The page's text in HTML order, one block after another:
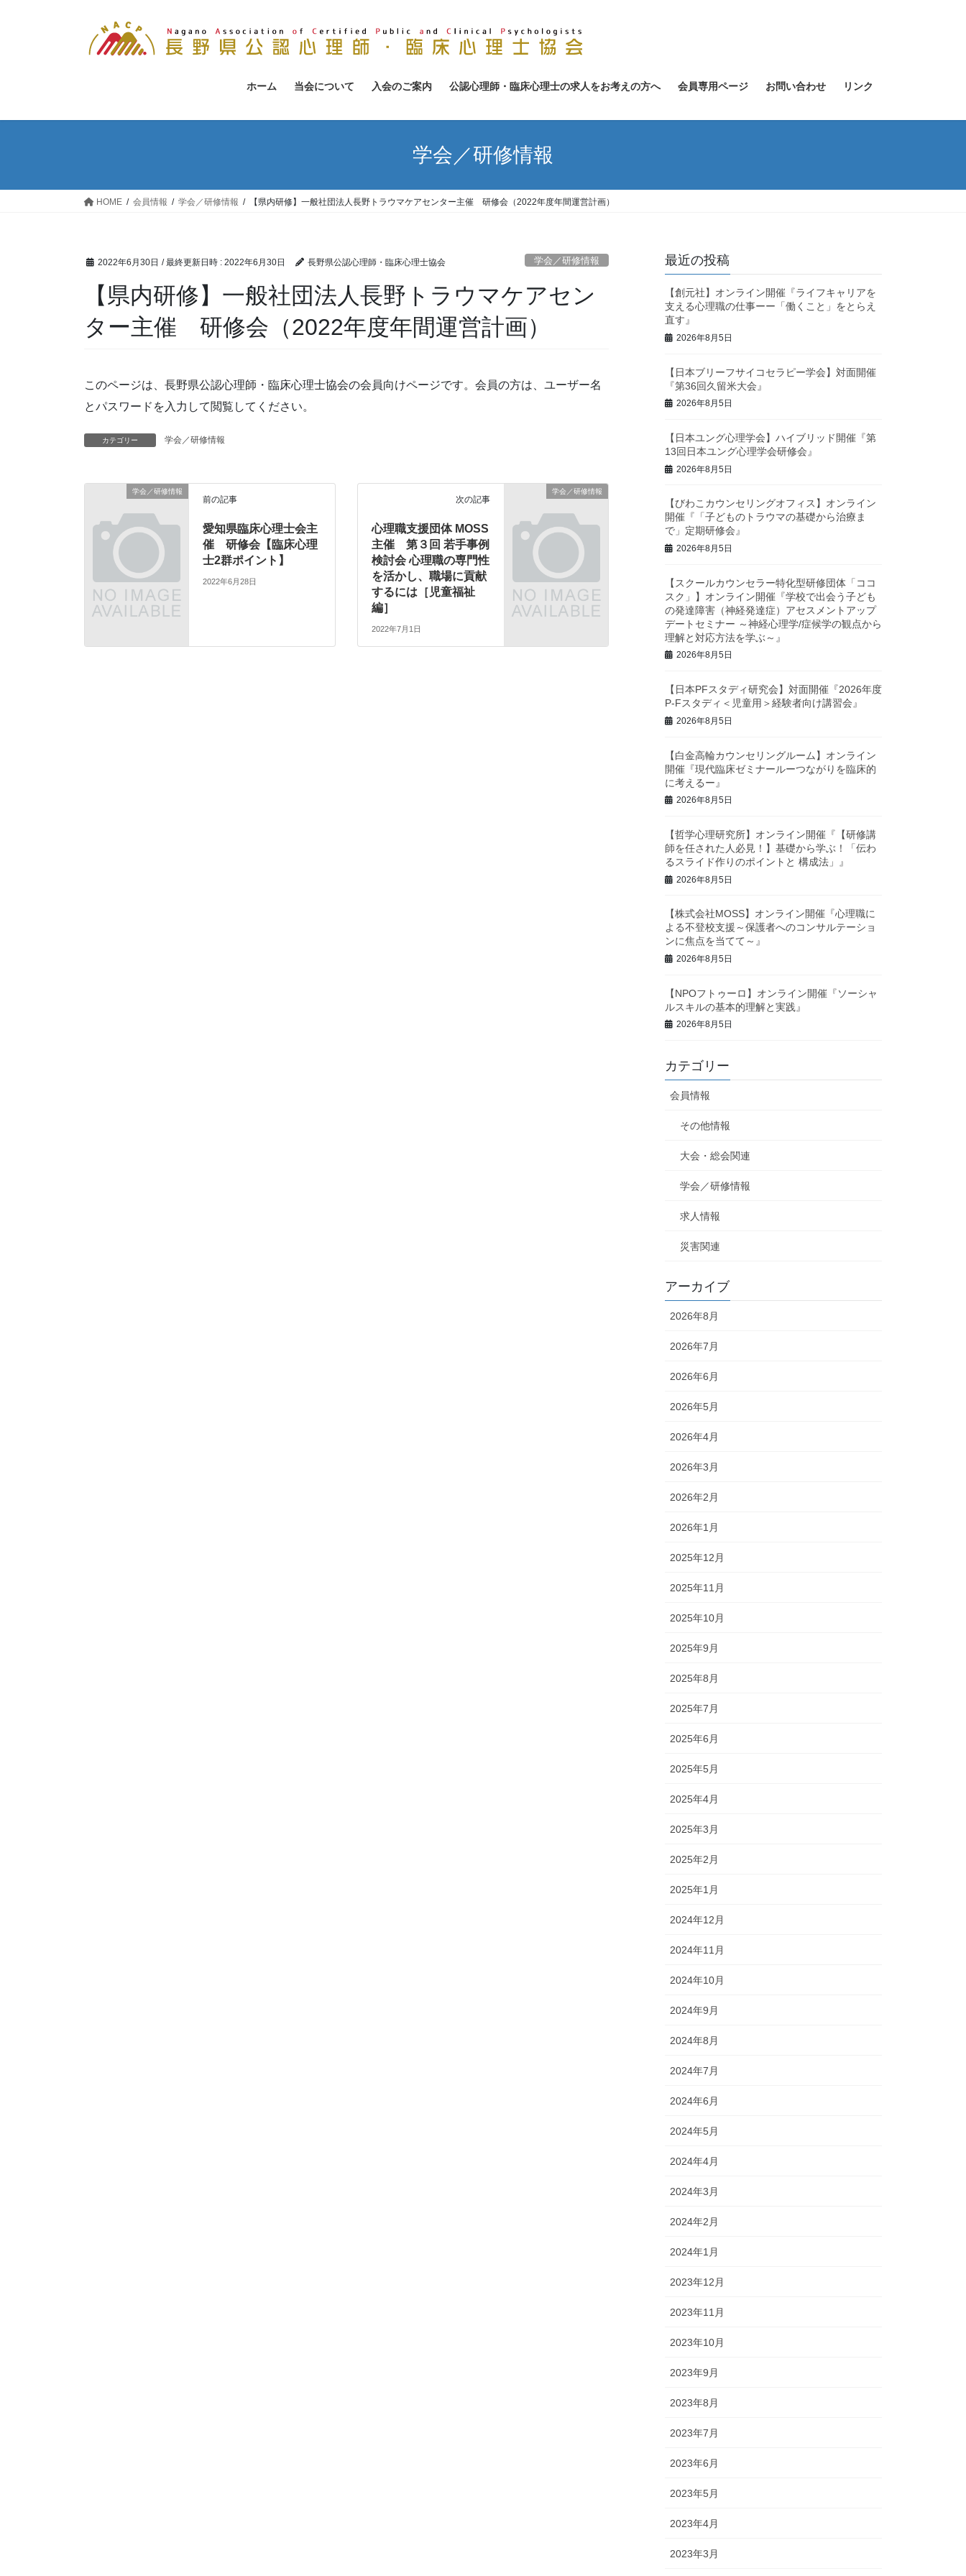
ホーム 当会について 入会のご案内 公認心理師・臨床心理士の求人をお考えの方へ 会員専用ページ お問い合わせ リンク
学会／研修情報
HOME 会員情報 学会／研修情報 【県内研修】一般社団法人長野トラウマケアセンター主催 研修会（2022年度年間運営計画）
2022年6月30日 / 最終更新日時 : 2022年6月30日 長野県公認心理師・臨床心理士協会 学会／研修情報
【県内研修】一般社団法人長野トラウマケアセン
ター主催 研修会（2022年度年間運営計画）
このページは、長野県公認心理師・臨床心理士協会の会員向けページです。会員の方は、ユーザー名
とパスワードを入力して閲覧してください。
カテゴリー 学会／研修情報
学会／研修情報
前の記事
愛知県臨床心理士会主
催 研修会【臨床心理
士2群ポイント】
2022年6月28日
学会／研修情報
次の記事
心理職支援団体 MOSS
主催 第３回 若手事例
検討会 心理職の専門性
を活かし、職場に貢献
するには［児童福祉
編］
2022年7月1日
最近の投稿
【創元社】オンライン開催『ライフキャリアを
支える心理職の仕事ーー「働くこと」をとらえ
直す』
2026年8月5日
【日本ブリーフサイコセラピー学会】対面開催
『第36回久留米大会』
2026年8月5日
【日本ユング心理学会】ハイブリッド開催『第
13回日本ユング心理学会研修会』
2026年8月5日
【びわこカウンセリングオフィス】オンライン
開催『「子どものトラウマの基礎から治療ま
で」定期研修会』
2026年8月5日
【スクールカウンセラー特化型研修団体「ココ
スク」】オンライン開催『学校で出会う子ども
の発達障害（神経発達症）アセスメントアップ
デートセミナー ～神経心理学/症候学の観点から
理解と対応方法を学ぶ～』
2026年8月5日
【日本PFスタディ研究会】対面開催『2026年度
P-Fスタディ＜児童用＞経験者向け講習会』
2026年8月5日
【白金高輪カウンセリングルーム】オンライン
開催『現代臨床ゼミナールーつながりを臨床的
に考えるー』
2026年8月5日
【哲学心理研究所】オンライン開催『【研修講
師を任された人必見！】基礎から学ぶ！「伝わ
るスライド作りのポイントと 構成法」』
2026年8月5日
【株式会社MOSS】オンライン開催『心理職に
よる不登校支援～保護者へのコンサルテーショ
ンに焦点を当てて～』
2026年8月5日
【NPOフトゥーロ】オンライン開催『ソーシャ
ルスキルの基本的理解と実践』
2026年8月5日
カテゴリー
会員情報
その他情報
大会・総会関連
学会／研修情報
求人情報
災害関連
アーカイブ
2026年8月
2026年7月
2026年6月
2026年5月
2026年4月
2026年3月
2026年2月
2026年1月
2025年12月
2025年11月
2025年10月
2025年9月
2025年8月
2025年7月
2025年6月
2025年5月
2025年4月
2025年3月
2025年2月
2025年1月
2024年12月
2024年11月
2024年10月
2024年9月
2024年8月
2024年7月
2024年6月
2024年5月
2024年4月
2024年3月
2024年2月
2024年1月
2023年12月
2023年11月
2023年10月
2023年9月
2023年8月
2023年7月
2023年6月
2023年5月
2023年4月
2023年3月